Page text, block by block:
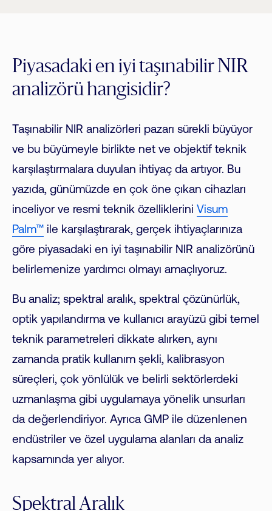
Piyasadaki en iyi taşınabilir NIR
analizörü hangisidir?
Taşınabilir NIR analizörleri pazarı sürekli büyüyor
ve bu büyümeyle birlikte net ve objektif teknik
karşılaştırmalara duyulan ihtiyaç da artıyor. Bu
yazıda, günümüzde en çok öne çıkan cihazları
inceliyor ve resmi teknik özelliklerini Visum
Palm™ ile karşılaştırarak, gerçek ihtiyaçlarınıza
göre piyasadaki en iyi taşınabilir NIR analizörünü
belirlemenize yardımcı olmayı amaçlıyoruz.
Bu analiz; spektral aralık, spektral çözünürlük,
optik yapılandırma ve kullanıcı arayüzü gibi temel
teknik parametreleri dikkate alırken, aynı
zamanda pratik kullanım şekli, kalibrasyon
süreçleri, çok yönlülük ve belirli sektörlerdeki
uzmanlaşma gibi uygulamaya yönelik unsurları
da değerlendiriyor. Ayrıca GMP ile düzenlenen
endüstriler ve özel uygulama alanları da analiz
kapsamında yer alıyor.
Spektral Aralık